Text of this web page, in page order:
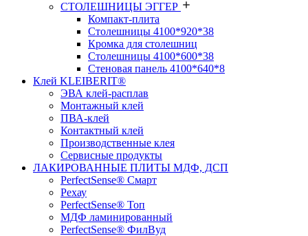
СТОЛЕШНИЦЫ ЭГГЕР
Компакт-плита
Столешницы 4100*920*38
Кромка для столешниц
Столешницы 4100*600*38
Стеновая панель 4100*640*8
Клей KLEIBERIT®
ЭВА клей-расплав
Монтажный клей
ПВА-клей
Контактный клей
Производственные клея
Сервисные продукты
ЛАКИРОВАННЫЕ ПЛИТЫ МДФ, ДСП
PerfectSense® Смарт
Рехау
PerfectSense® Топ
МДФ ламинированный
PerfectSense® ФилВуд